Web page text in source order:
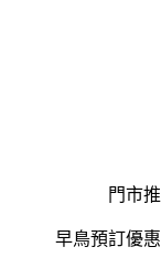
門市
早鳥預訂優